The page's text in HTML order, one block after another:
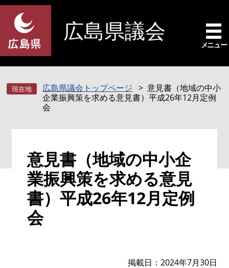
ペ
先
頭
す
メ
を
飛
し
広島県議会
メニュー
広島県議会トップページ
意見書（地域の中小
企業振興策を求める意見書）平成26年12月定例
会
意見書（地域の中小企
業振興策を求める意見
書）平成26年12月定例
会
掲載日 2024年7月30日